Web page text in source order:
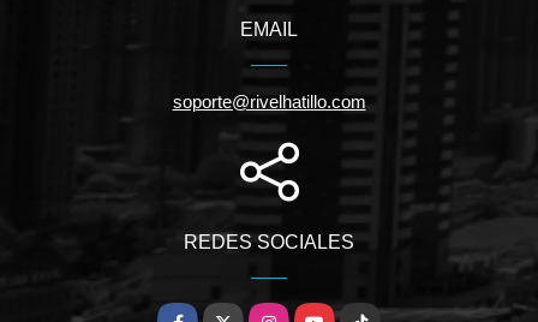
EMAIL
soporte@rivelhatillo.com
REDES SOCIALES